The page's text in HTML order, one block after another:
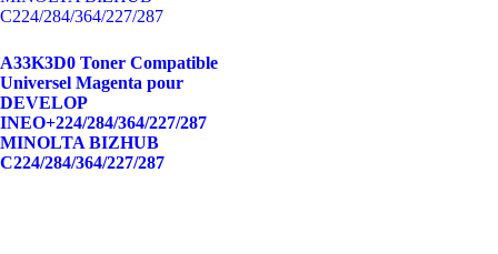
A33K3D0 Toner Compatible
Universel Magenta pour
DEVELOP
INEO+224/284/364/227/287
MINOLTA BIZHUB
C224/284/364/227/287